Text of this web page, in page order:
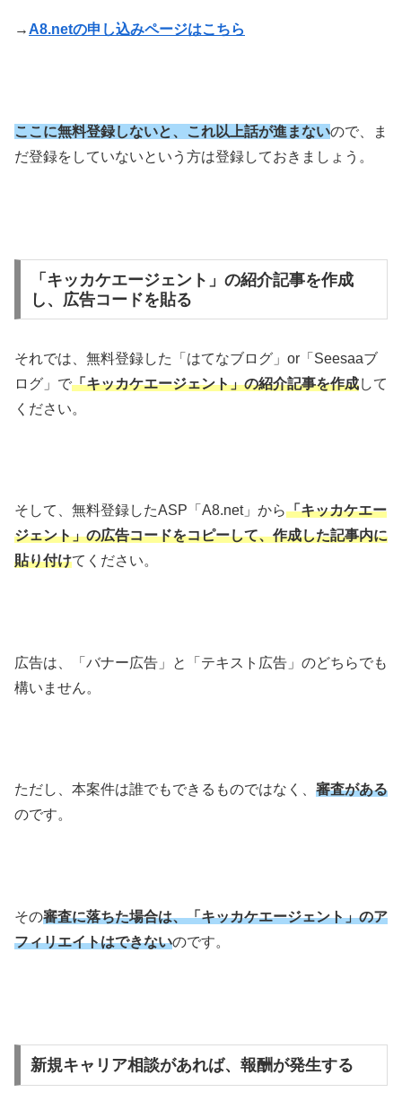
→ A8.netの申し込みページはこちら
ここに無料登録しないと、これ以上話が進まないので、ま
だ登録をしていないという方は登録しておきましょう。
「キッカケエージェント」の紹介記事を作成
し、広告コードを貼る
それでは、無料登録した「はてなブログ」or「Seesaaブ
ログ」で「キッカケエージェント」の紹介記事を作成して
ください。
そして、無料登録したASP「A8.net」から「キッカケエー
ジェント」の広告コードをコピーして、作成した記事内に
貼り付けてください。
広告は、「バナー広告」と「テキスト広告」のどちらでも
構いません。
ただし、本案件は誰でもできるものではなく、 審査がある
のです。
その審査に落ちた場合は、「キッカケエージェント」のア
フィリエイトはできないのです。
新規キャリア相談があれば、報酬が発生する